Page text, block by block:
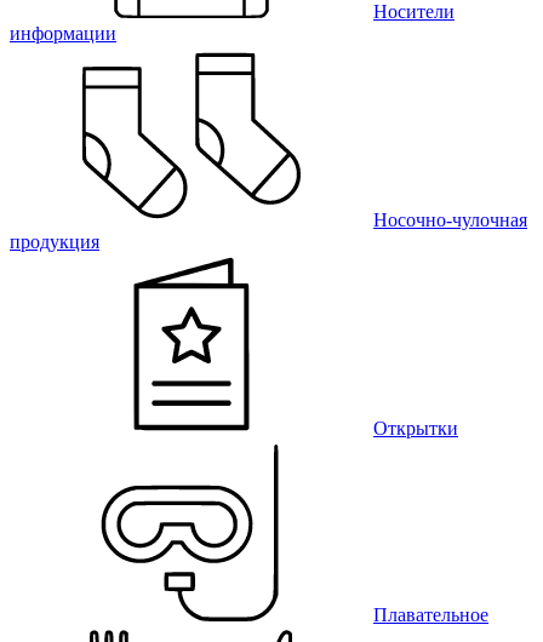
Носители
информации
Носочно-чулочная
продукция
Открытки
Плавательное